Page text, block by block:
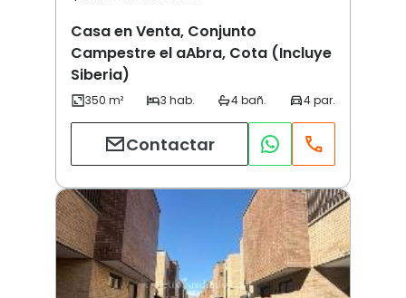
Casa en Venta, Conjunto
Campestre el aAbra, Cota (Incluye
Siberia)
Contactar